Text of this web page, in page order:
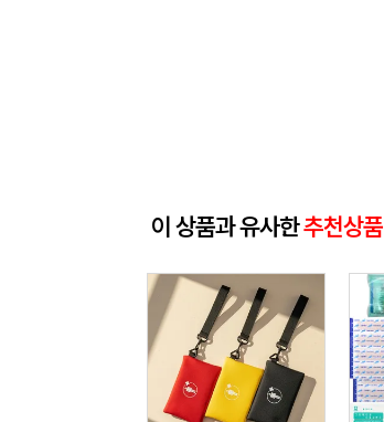
이 상품과 유사한추천상품